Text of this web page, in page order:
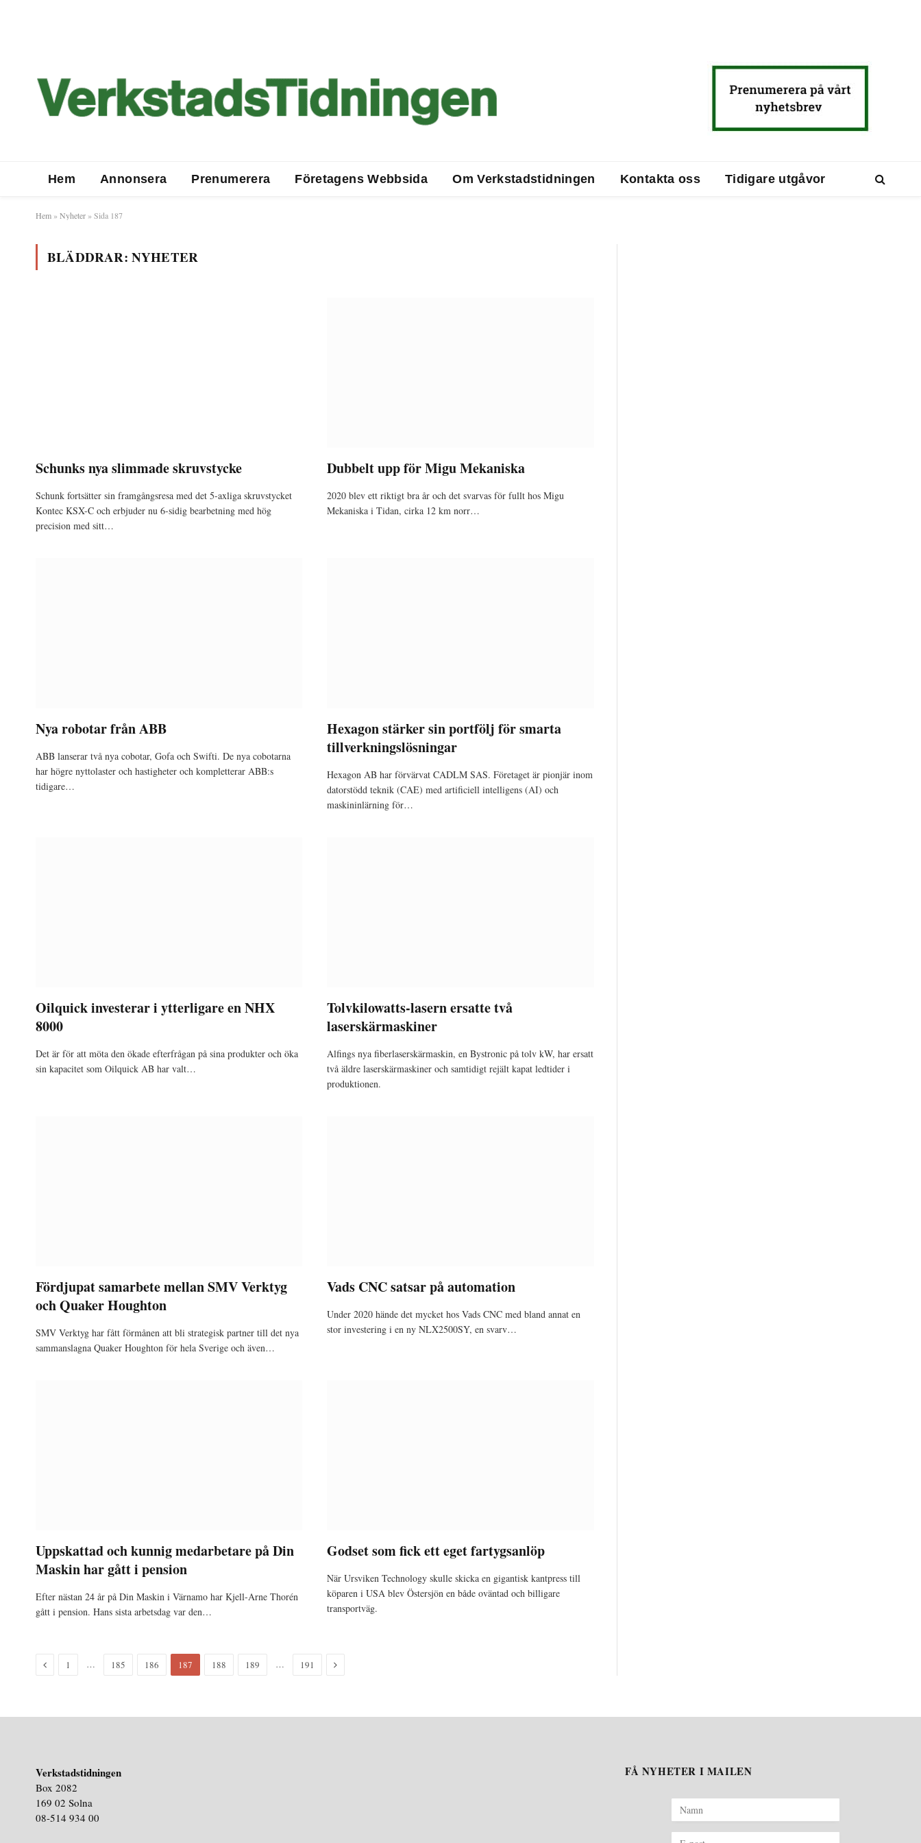
Hem Annonsera Prenumerera Företagens Webbsida Om Verkstadstidningen Kontakta oss Tidigare utgåvor
Hem » Nyheter » Sida 187
BLÄDDRAR: NYHETER
Schunks nya slimmade skruvstycke
Schunk fortsätter sin framgångsresa med det 5-axliga skruvstycket
Kontec KSX-C och erbjuder nu 6-sidig bearbetning med hög
precision med sitt…
Dubbelt upp för Migu Mekaniska
2020 blev ett riktigt bra år och det svarvas för fullt hos Migu
Mekaniska i Tidan, cirka 12 km norr…
Nya robotar från ABB
ABB lanserar två nya cobotar, Gofa och Swifti. De nya cobotarna
har högre nyttolaster och hastigheter och kompletterar ABB:s
tidigare…
Hexagon stärker sin portfölj för smarta
tillverkningslösningar
Hexagon AB har förvärvat CADLM SAS. Företaget är pionjär inom
datorstödd teknik (CAE) med artificiell intelligens (AI) och
maskininlärning för…
Oilquick investerar i ytterligare en NHX
8000
Det är för att möta den ökade efterfrågan på sina produkter och öka
sin kapacitet som Oilquick AB har valt…
Tolvkilowatts-lasern ersatte två
laserskärmaskiner
Alfings nya fiberlaserskärmaskin, en Bystronic på tolv kW, har ersatt
två äldre laserskärmaskiner och samtidigt rejält kapat ledtider i
produktionen.
Fördjupat samarbete mellan SMV Verktyg
och Quaker Houghton
SMV Verktyg har fått förmånen att bli strategisk partner till det nya
sammanslagna Quaker Houghton för hela Sverige och även…
Vads CNC satsar på automation
Under 2020 hände det mycket hos Vads CNC med bland annat en
stor investering i en ny NLX2500SY, en svarv…
Uppskattad och kunnig medarbetare på Din
Maskin har gått i pension
Efter nästan 24 år på Din Maskin i Värnamo har Kjell-Arne Thorén
gått i pension. Hans sista arbetsdag var den…
Godset som fick ett eget fartygsanlöp
När Ursviken Technology skulle skicka en gigantisk kantpress till
köparen i USA blev Östersjön en både oväntad och billigare
transportväg.
Föregående
1 … 185 186 187 188 189 … 191 Nästa
Verkstadstidningen
Box 2082
169 02 Solna
08-514 934 00
FÅ NYHETER I MAILEN